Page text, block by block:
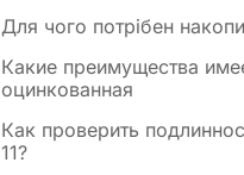
Для чого потрібен
Какие преимущества
оцинкованная
Как проверить
11?